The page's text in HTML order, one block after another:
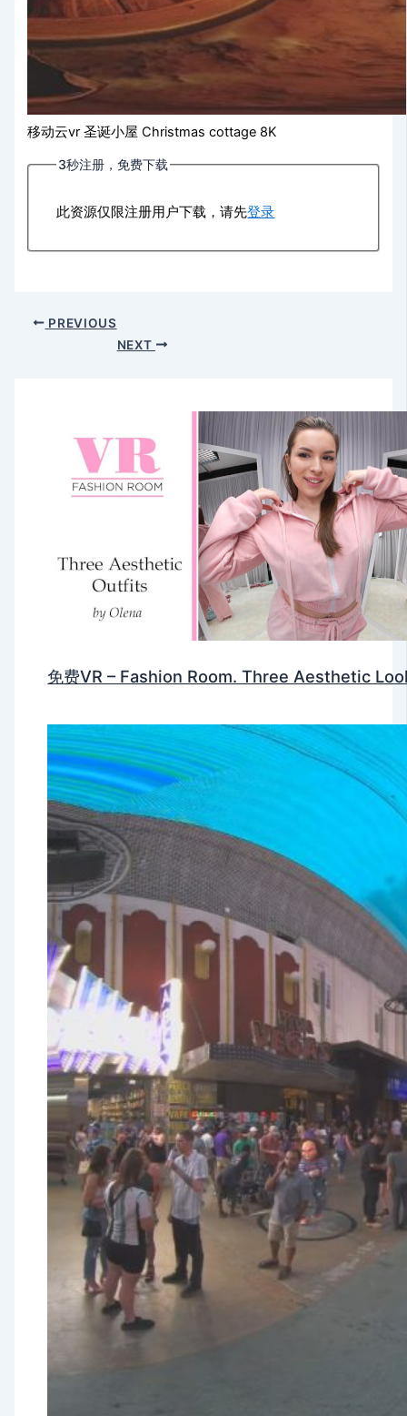
移动云vr 圣诞小屋 Christmas cottage 8K
3秒注册，免费下载
此资源仅限注册用户下载，请先登录
PREVIOUS
NEXT
免费VR – Fashion Room. Three Aesthetic